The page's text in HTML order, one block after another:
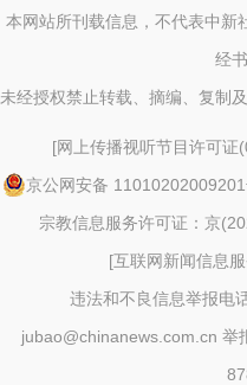
本网站所刊载信息，不代表中新
经
未经授权禁止转载、摘编、复制
[网上传播视听节目许可证
京公网安备
宗教信息服务许可证：京
[互联网新闻信息
违法和不良信息举报电
jubao@chinanews.com.cn 举